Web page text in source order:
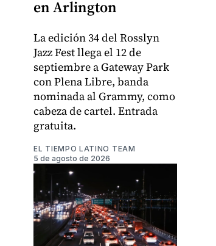
en Arlington
La edición 34 del Rosslyn
Jazz Fest llega el 12 de
septiembre a Gateway Park
con Plena Libre, banda
nominada al Grammy, como
cabeza de cartel. Entrada
gratuita.
EL TIEMPO LATINO TEAM
5 de agosto de 2026